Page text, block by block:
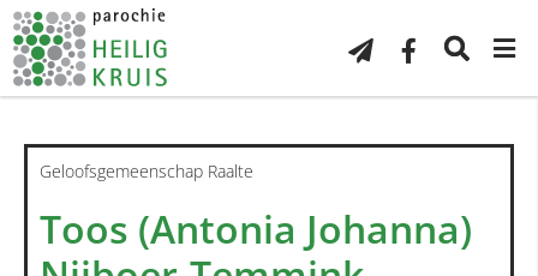
Geloofsgemeenschap Raalte
Toos (Antonia Johanna)